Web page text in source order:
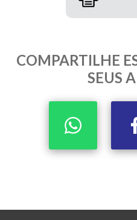
COMPARTILHE
SEUS